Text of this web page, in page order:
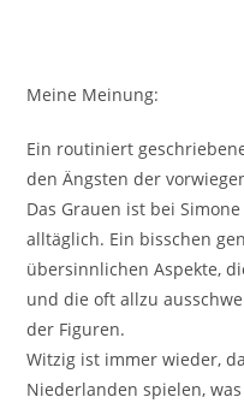
Meine Meinung:
Ein routiniert
den Ängsten der
Das Grauen ist bei
alltäglich. Ein bisschen
übersinnlichen Aspekte,
und die oft allzu
der Figuren.
Witzig ist immer wieder,
Niederlanden spielen,